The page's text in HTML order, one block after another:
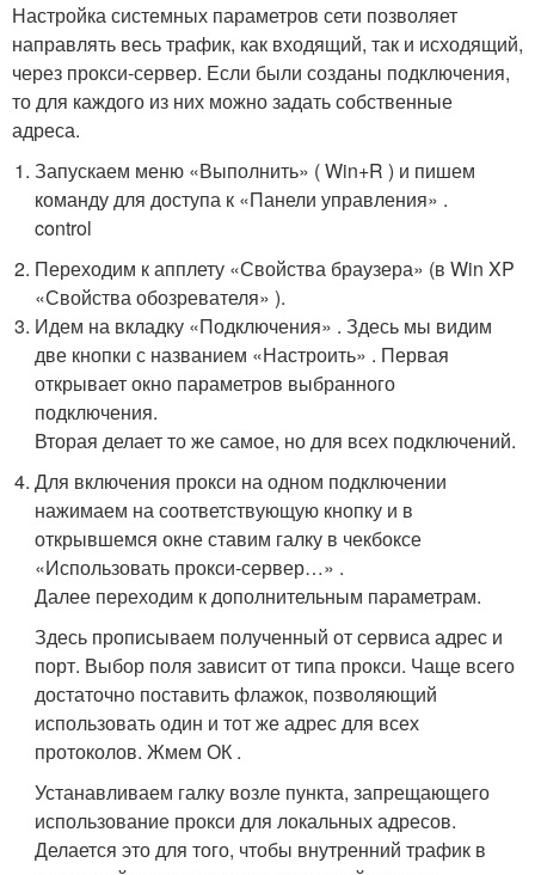
Настройка системных параметров сети позволяет
направлять весь трафик, как входящий, так и исходящий,
через прокси-сервер. Если были созданы подключения,
то для каждого из них можно задать собственные
адреса.
Запускаем меню «Выполнить» ( Win+R ) и пишем
команду для доступа к «Панели управления» .
control
Переходим к апплету «Свойства браузера» (в Win XP
«Свойства обозревателя» ).
Идем на вкладку «Подключения» . Здесь мы видим
две кнопки с названием «Настроить» . Первая
открывает окно параметров выбранного
подключения.
Вторая делает то же самое, но для всех подключений.
Для включения прокси на одном подключении
нажимаем на соответствующую кнопку и в
открывшемся окне ставим галку в чекбоксе
«Использовать прокси-сервер…» .
Далее переходим к дополнительным параметрам.
Здесь прописываем полученный от сервиса адрес и
порт. Выбор поля зависит от типа прокси. Чаще всего
достаточно поставить флажок, позволяющий
использовать один и тот же адрес для всех
протоколов. Жмем ОК .
Устанавливаем галку возле пункта, запрещающего
использование прокси для локальных адресов.
Делается это для того, чтобы внутренний трафик в